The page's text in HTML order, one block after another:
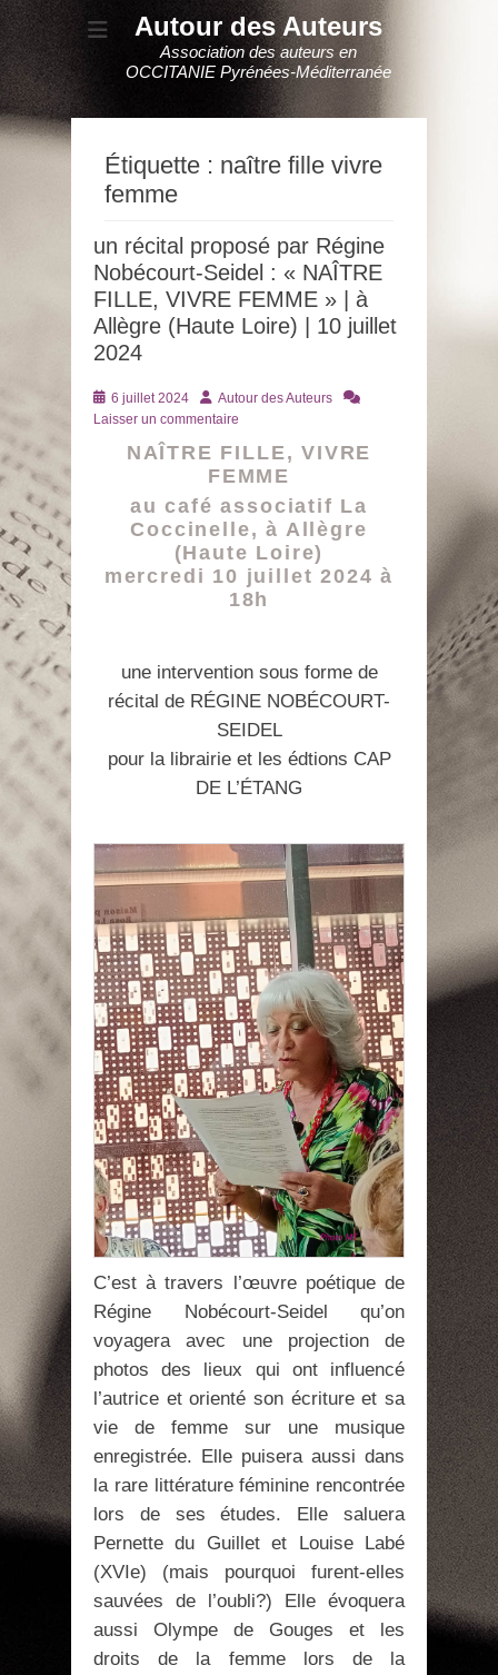
Autour des Auteurs
Association des auteurs en
OCCITANIE Pyrénées-Méditerranée
Étiquette : naître fille vivre
femme
un récital proposé par Régine
Nobécourt-Seidel : « NAÎTRE
FILLE, VIVRE FEMME » | à
Allègre (Haute Loire) | 10 juillet
2024
Posté
le
6 juillet 2024 AuteurAutour des Auteurs
Laisser un commentaire
NAÎTRE FILLE, VIVRE
FEMME
au café associatif La
Coccinelle, à Allègre
(Haute Loire)
mercredi 10 juillet 2024 à
18h
une intervention sous forme de
récital de RÉGINE NOBÉCOURT-
SEIDEL
pour la librairie et les édtions CAP
DE L’ÉTANG
C’est à travers l’œuvre poétique de
Régine Nobécourt-Seidel qu’on
voyagera avec une projection de
photos des lieux qui ont influencé
l’autrice et orienté son écriture et sa
vie de femme sur une musique
enregistrée. Elle puisera aussi dans
la rare littérature féminine rencontrée
lors de ses études. Elle saluera
Pernette du Guillet et Louise Labé
(XVIe) (mais pourquoi furent-elles
sauvées de l’oubli?) Elle évoquera
aussi Olympe de Gouges et les
droits de la femme lors de la